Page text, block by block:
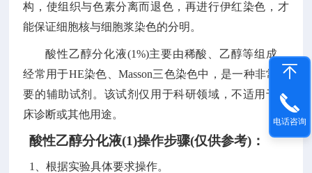
构，使组织与色素分离而退色，再进行伊红染色，才
能保证细胞核与细胞浆染色的分明。
酸性乙醇分化液(1%)主要由稀酸、乙醇等组成，
经常用于HE染色、 Masson三色染色中，是一种非常重
要的辅助试剂。该试剂仅用于科研领域，不适用于临
床诊断或其他用途。
酸性乙醇分化液(1)操作步骤(仅供参考)：
1、根据实验具体要求操作。
电话咨询